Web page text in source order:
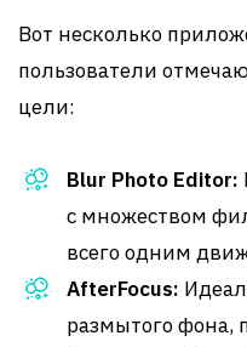
Вот несколько
пользователи
цели:
Blur Photo Editor:
с множеством
всего одним
AfterFocus:
размытого фона,